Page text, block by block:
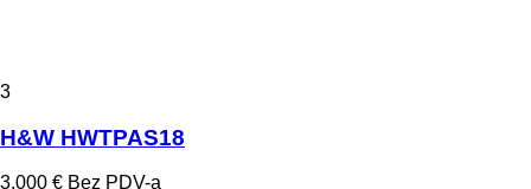
3
H&W HWTPAS18
3.000 € Bez PDV-a